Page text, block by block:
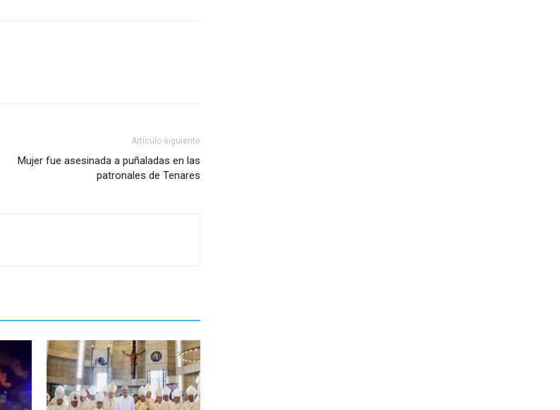
Artículo siguiente
Mujer fue asesinada a puñaladas en las
patronales de Tenares